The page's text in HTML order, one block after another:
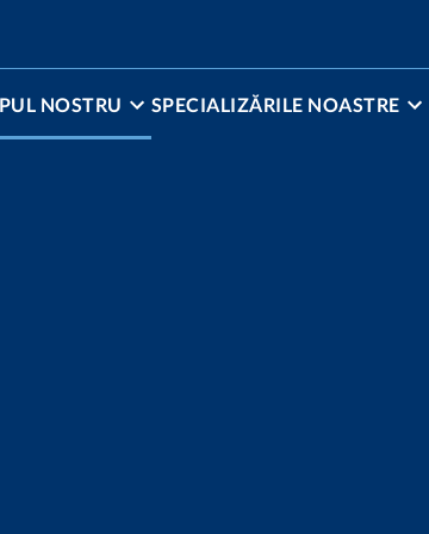
NOSTRU SPECIALIZĂRILE NOASTRE